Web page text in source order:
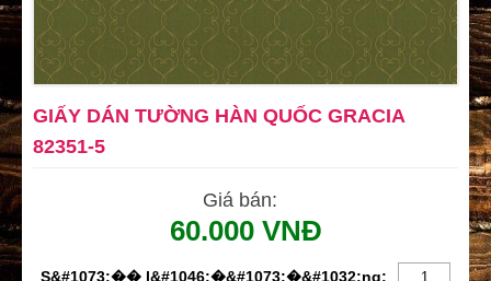
GIẤY DÁN TƯỜNG HÀN QUỐC GRACIA
82351-5
Giá bán:
60.000 VNĐ